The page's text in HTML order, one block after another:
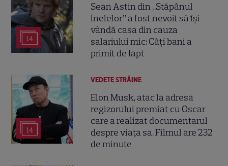
14
Sean Astin din „Stăpânul
Inelelor” a fost nevoit să își
vândă casa din cauza
salariului mic: Câți bani a
primit de fapt
14
VEDETE STRĂINE
Elon Musk, atac la adresa
regizorului premiat cu Oscar
care a realizat documentarul
despre viața sa. Filmul are 232
de minute